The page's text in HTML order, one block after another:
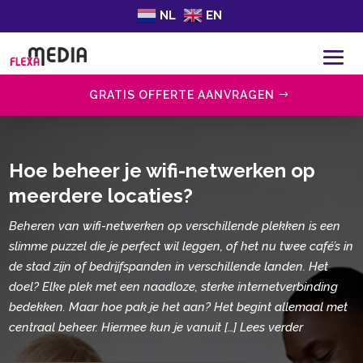
NL EN
GRATIS OFFERTE AANVRAGEN
Hoe beheer je wifi-netwerken op
meerdere locaties?
Beheren van wifi-netwerken op verschillende plekken is een
slimme puzzel die je perfect wil leggen, of het nu twee café’s in
de stad zijn of bedrijfspanden in verschillende landen. Het
doel? Elke plek met een naadloze, sterke internetverbinding
bedekken. Maar hoe pak je het aan? Het begint allemaal met
centraal beheer. Hiermee kun je vanuit […] Lees verder